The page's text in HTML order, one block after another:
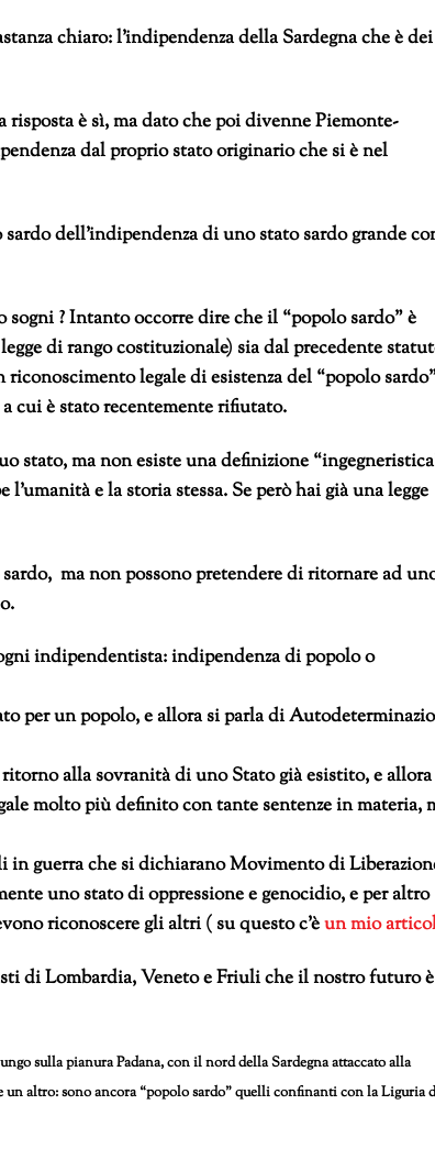
chiaro: l’indipendenza della Sardegna che è dei
è sì, ma dato che poi divenne Piemonte-
dal proprio stato originario che si è nel
dell’indipendenza di uno stato sardo grande
sogni ? Intanto occorre dire che il “popolo sardo” è
di rango costituzionale) sia dal precedente
legale di esistenza del “popolo
cui è stato recentemente rifiutato.
ma non esiste una definizione
e la storia stessa. Se però hai già una legge
ma non possono pretendere di ritornare ad
indipendentista: indipendenza di popolo o
per un popolo, e allora si parla di
alla sovranità di uno Stato già esistito, e
molto più definito con tante sentenze in materia,
in guerra che si dichiarano Movimento di
uno stato di oppressione e genocidio, e per altro
riconoscere gli altri ( su questo c’èun mio
di Lombardia, Veneto e Friuli che il nostro futuro è
sulla pianura Padana, con il nord della Sardegna attaccato alla
un altro: sono ancora “popolo sardo” quelli confinanti con la Liguria